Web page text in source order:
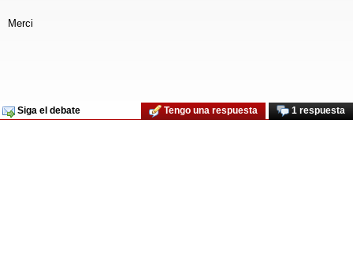
Merci
Siga el debate 1 respuesta
Tengo una respuesta